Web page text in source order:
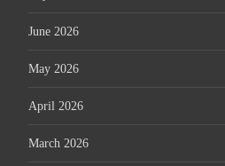
June 2026
May 2026
April 2026
March 2026